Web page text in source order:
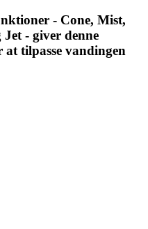
- Cone, Mist,
- giver denne
tilpasse vandingen